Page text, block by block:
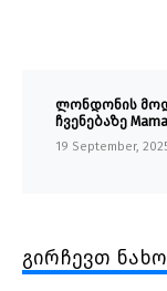
ლონდონის
ჩვენებაზე
19 September,
გირჩევთ